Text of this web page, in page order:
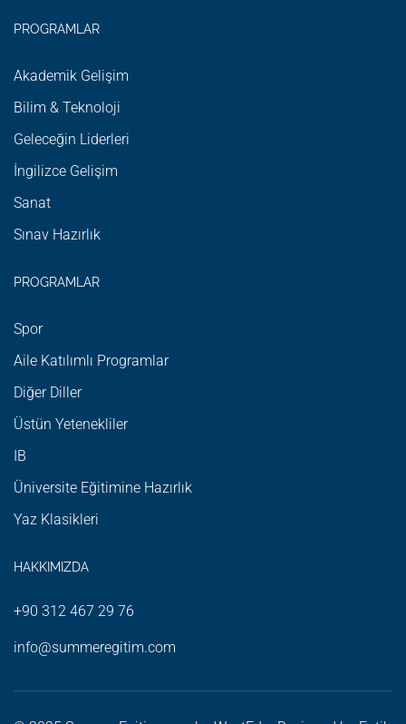
PROGRAMLAR
Akademik Gelişim
Bilim & Teknoloji
Geleceğin Liderleri
İngilizce Gelişim
Sanat
Sınav Hazırlık
PROGRAMLAR
Spor
Aile Katılımlı Programlar
Diğer Diller
Üstün Yetenekliler
IB
Üniversite Eğitimine Hazırlık
Yaz Klasikleri
HAKKIMIZDA
+90 312 467 29 76
info@summeregitim.com